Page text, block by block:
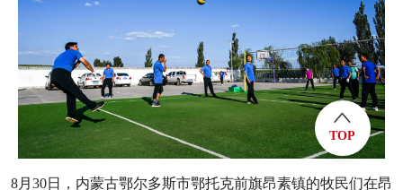
8月30日，内蒙古鄂尔多斯市鄂托克前旗昂素镇的牧民们在昂
TOP